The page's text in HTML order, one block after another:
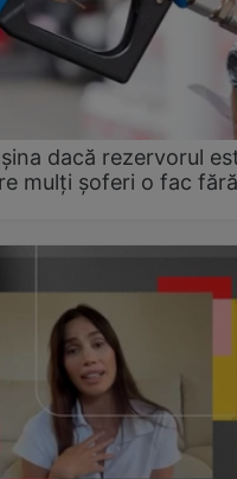
dacă rezervorul
mulți șoferi o fac